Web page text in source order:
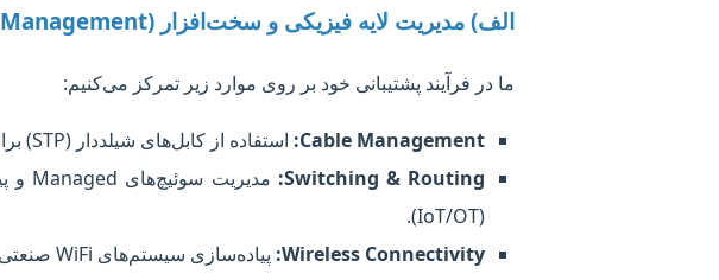
الف) مدیریت لایه فیزیکی و سخت‌افزار (Physical Layer Management)
ما در فرآیند پشتیبانی خود بر روی موارد زیر تمرکز می‌کنیم:
Cable Management: استفاده از کابل‌های شیلددار (STP) برای جلوگیری از تداخل الکترومغناطیسی (EMI) در محیط کارخانه.
Switching & Routing:
(IoT/OT).
Wireless Connectivity: پیاده‌سازی سیستم‌های WiFi صنعتی با قابلیت Roaming برای پوشش کامل انبارها و سالن‌های تولید.